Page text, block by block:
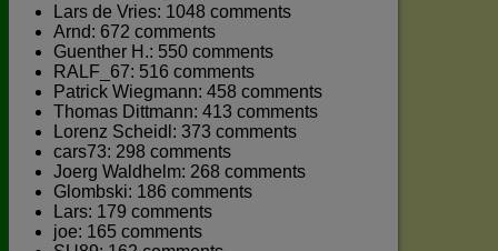
Lars de Vries: 1048 comments
Arnd: 672 comments
Guenther H.: 550 comments
RALF_67: 516 comments
Patrick Wiegmann: 458 comments
Thomas Dittmann: 413 comments
Lorenz Scheidl: 373 comments
cars73: 298 comments
Joerg Waldhelm: 268 comments
Glombski: 186 comments
Lars: 179 comments
joe: 165 comments